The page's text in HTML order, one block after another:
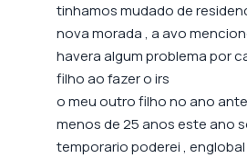
tinhamos mudado de
nova morada , a avo
havera algum problema por
filho ao fazer o irs
o meu outro filho no ano
menos de 25 anos este ano
temporario poderei ,